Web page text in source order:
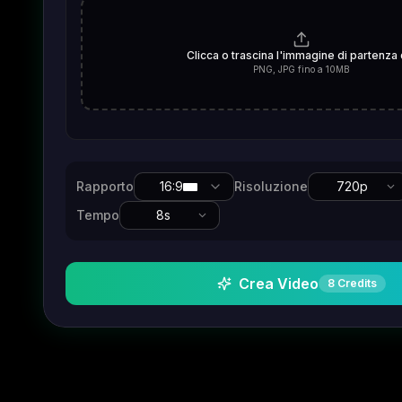
Clicca o trascina l'immagine di partenza
PNG, JPG fino a 10MB
Rapporto 16:9 Risoluzione
720p
Tempo
8s
Crea Video 8 Credits